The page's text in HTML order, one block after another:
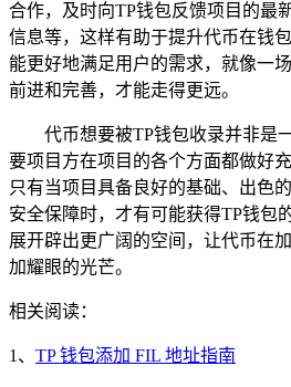
合作，及时向TP钱包反馈项目的最
信息等，这样有助于提升代币在钱
能更好地满足用户的需求，就像一
前进和完善，才能走得更远。
代币想要被TP钱包收录并非是
要项目方在项目的各个方面都做好
只有当项目具备良好的基础、出色
安全保障时，才有可能获得TP钱包
展开辟出更广阔的空间，让代币在
加耀眼的光芒。
相关阅读：
1、 TP 钱包添加 FIL 地址指南